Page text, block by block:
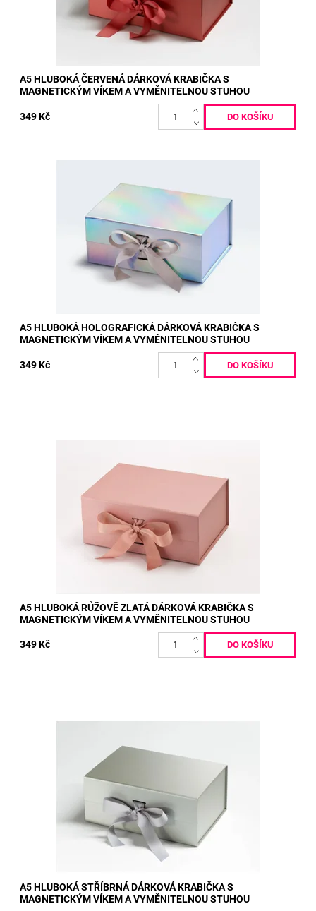
A5 HLUBOKÁ ČERVENÁ DÁRKOVÁ KRABIČKA S
MAGNETICKÝM VÍKEM A VYMĚNITELNOU STUHOU
349 Kč
Skladem
389
A5 HLUBOKÁ HOLOGRAFICKÁ DÁRKOVÁ KRABIČKA S
MAGNETICKÝM VÍKEM A VYMĚNITELNOU STUHOU
349 Kč
Skladem
162
A5 HLUBOKÁ RŮŽOVĚ ZLATÁ DÁRKOVÁ KRABIČKA S
MAGNETICKÝM VÍKEM A VYMĚNITELNOU STUHOU
349 Kč
Vnitřní rozměry: 22 x 16 x 9,5 cm Vnější rozměry: 23,5 x 17 x 10
Skladem
159
A5 HLUBOKÁ STŘÍBRNÁ DÁRKOVÁ KRABIČKA S
MAGNETICKÝM VÍKEM A VYMĚNITELNOU STUHOU